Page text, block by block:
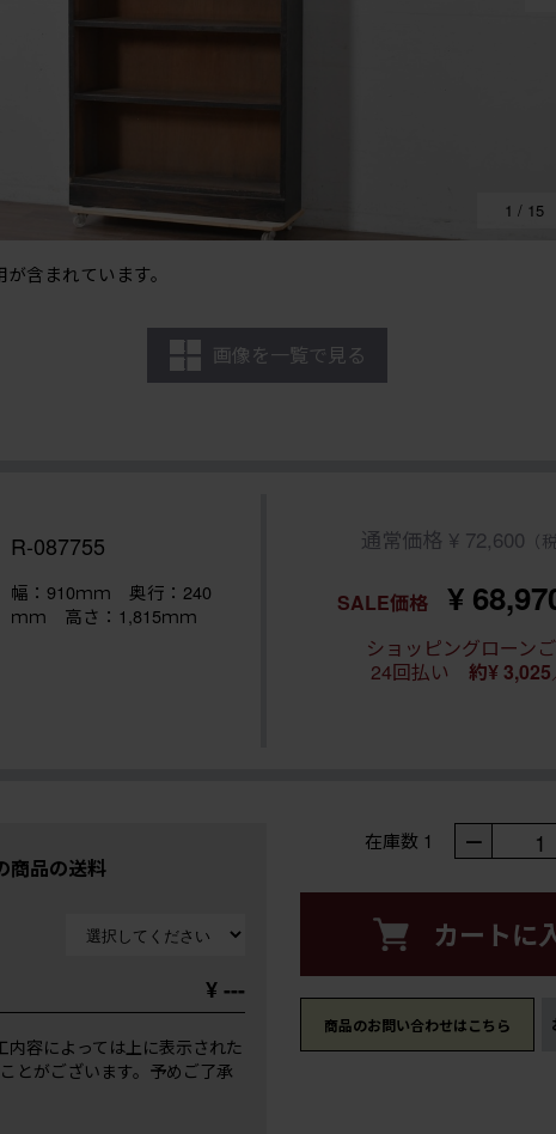
含まれています。
1 / 15
画像を一覧で見る
R-087755
幅：910ｍｍ 奥行：240
ｍｍ 高さ：1,815ｍｍ
通常価格 ¥ 72,600 （
SALE価格 ¥
ショッピングローン
24回払い 約¥ 3,025
商品の送料
¥ ---
内容によっては上に表示された
とがございます。予めご了承
在庫数 1 － 1
カートに
商品のお問い合わせはこちら